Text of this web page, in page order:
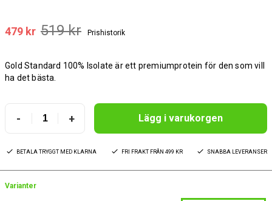
479 kr 519 kr Prishistorik
Gold Standard 100% Isolate är ett premiumprotein för den som vill
ha det bästa.
- + Lägg i varukorgen
BETALA TRYGGT MED KLARNA FRI FRAKT FRÅN 499 KR SNABBA LEVERANSER
Varianter